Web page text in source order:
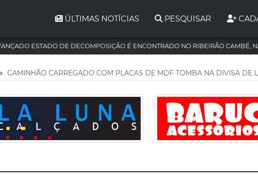
ÚLTIMAS NOTÍCIAS PESQUISAR
ESTADO DE DECOMPOSIÇÃO É ENCONTRADO NO RIBEIRÃO CAMBÉ,
CAMINHÃO CARREGADO COM PLACAS DE MDF TOMBA NA DIVISA DE